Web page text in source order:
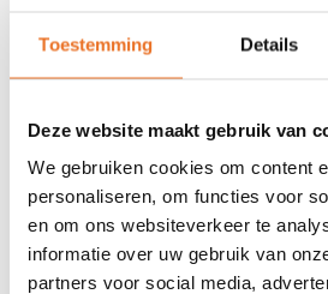
Toestemming Details
Deze website maakt gebruik van
We gebruiken cookies om content
personaliseren, om functies voor
en om ons websiteverkeer te
informatie over uw gebruik van
partners voor social media,
Communiceren met
autisme
Mensen met autisme
communiceren, maar
communicatiestijlen. Het
is dat ze niet in staat zijn
communicatiestijl aan te